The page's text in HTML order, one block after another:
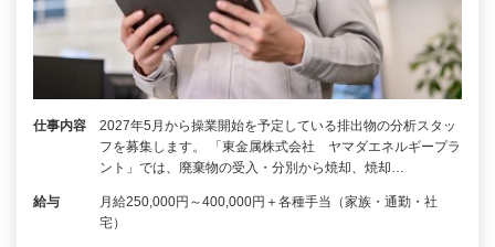
仕事内容
2027年5月から操業開始を予定している排出物の分析スタッ
フを募集します。 「東金属株式会社 ヤマダエネルギープラ
ント」では、廃棄物の受入・分別から焼却、焼却…
給与
月給250,000円～400,000円＋各種手当（家族・通勤・社
宅）